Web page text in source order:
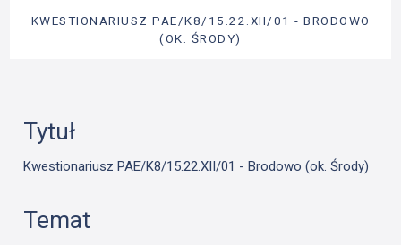
KWESTIONARIUSZ PAE/K8/15.22.XII/01 - BRODOWO
(OK. ŚRODY)
Tytuł
Kwestionariusz PAE/K8/15.22.XII/01 - Brodowo (ok. Środy)
Temat